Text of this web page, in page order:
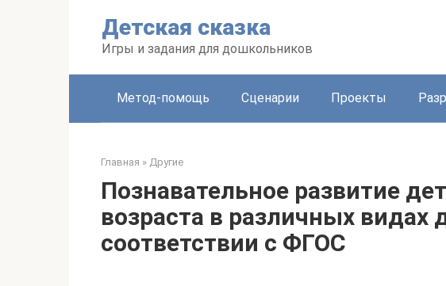
Детская сказка
Игры и задания для дошкольников
Метод-помощь Сценарии Проекты
Главная » Другие
Познавательное развитие
возраста в различных видах
соответствии с ФГОС